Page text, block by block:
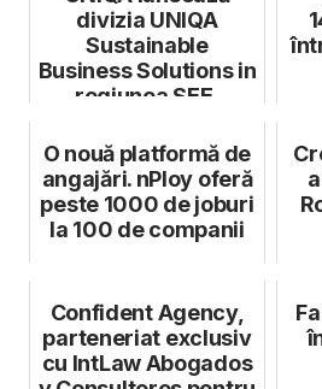
divizia UNIQA
Sustainable
Business Solutions in
regiunea SEE,
România
O nouă platformă de
angajări. nPloy oferă
peste 1000 de joburi
la 100 de companii
Confident Agency,
parteneriat exclusiv
cu IntLaw Abogados